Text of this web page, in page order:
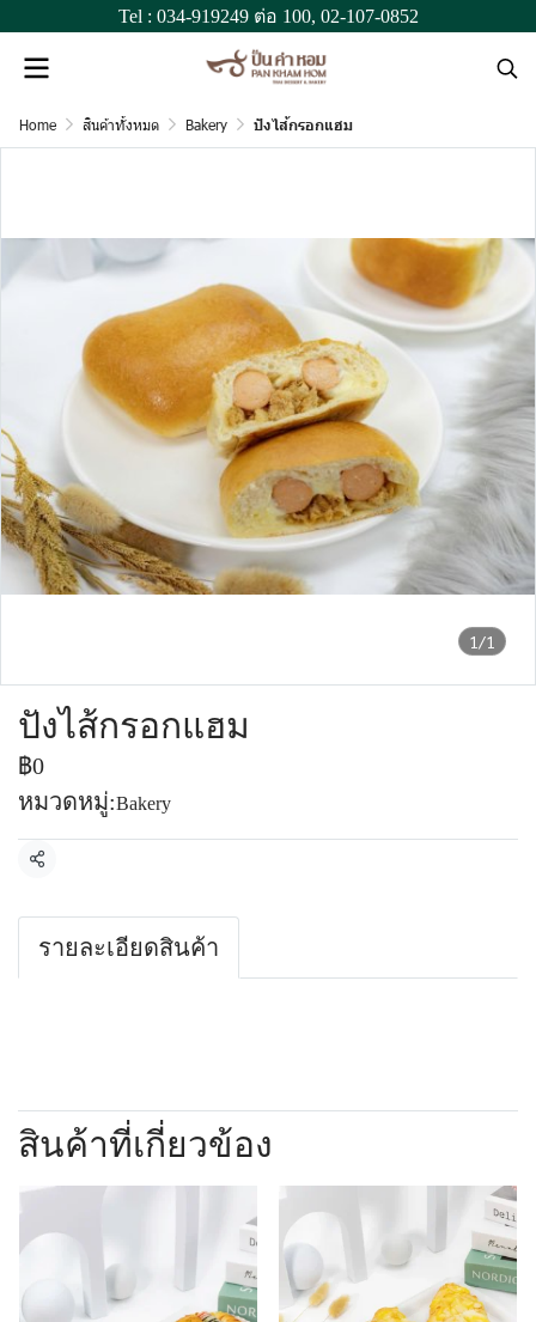
Tel : 034-919249ต่อ 100, 02-107-0852
Home สินค้าทั้งหมด Bakery ปังไส้กรอกแฮม
1/1
ปังไส้กรอกแฮม
฿0
หมวดหมู่:Bakery
แชร์
รายละเอียดสินค้า
สินค้าที่เกี่ยวข้อง